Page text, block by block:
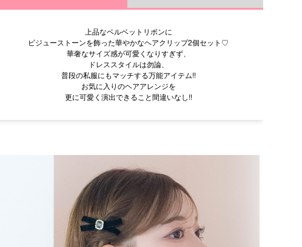
上品なベルベットリボンに
ビジューストーンを飾った華やかなヘアクリップ2個セット♡
華奢なサイズ感が可愛くなりすぎず、
ドレススタイルは勿論、
普段の私服にもマッチする万能アイテム!!
お気に入りのヘアアレンジを
更に可愛く演出できること間違いなし!!